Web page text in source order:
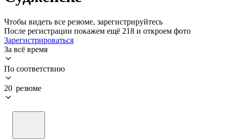
Чтобы видеть все резюме, зарегистрируйтесь
После регистрации покажем ещё 218 и откроем фото
Зарегистрироваться
За всё время
По соответствию
20 резюме